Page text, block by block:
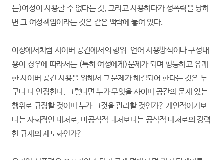
는)여성이 사용할 수 없다는 것, 그리고 사용하다가 성폭력을 당하
면 그 여성책임이라는 것은 같은 맥락에 놓여 있다.
이상에서처럼 사이버 공간에서의 행위-언어 사용방식이나 구성내
용이 경우에 따라서는 (특히 여성에게)문제가 되며 평등하고 유쾌
한 사이버 공간 사용을 위해서 그 문제가 해결되어 한다는 것은 누
구나 다 인정한다. 그렇다면 누가 무엇을 사이버 공간의 문제 있는
행위로 규정할 것이며 누가 그것을 관리할 것인가? 개인적이기보
다는 사회적인 대처로, 비공식적 대처보다는 공식적 대처로의 강력
한 규제의 제도화인가?